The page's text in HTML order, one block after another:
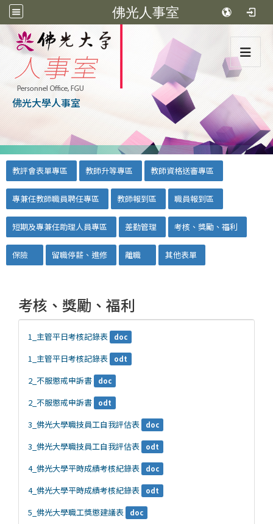
佛光人事室
:::
佛光大學人事室
教評會表單專區 教師升等專區 教師資格送審專區
專兼任教師職員聘任專區 教師報到區 職員報到區
短期及專兼任助理人員專區 差勤管理 考核、獎勵、福利
保險 留職停薪、進修 離職 其他表單
考核、獎勵、福利
1_主管平日考核記錄表 doc
1_主管平日考核記錄表 odt
2_不服懲戒申訴書 doc
2_不服懲戒申訴書 odt
3_佛光大學職技員工自我評估表 doc
3_佛光大學職技員工自我評估表 odt
4_佛光大學平時成績考核紀錄表 doc
4_佛光大學平時成績考核紀錄表 odt
5_佛光大學職工獎懲建議表 doc